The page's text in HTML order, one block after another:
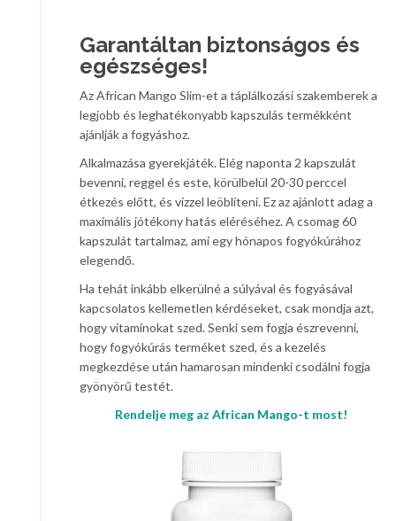
Garantáltan biztonságos és
egészséges!
Az African Mango Slim-et a táplálkozási szakemberek a
legjobb és leghatékonyabb kapszulás termékként
ajánlják a fogyáshoz.
Alkalmazása gyerekjáték. Elég naponta 2 kapszulát
bevenni, reggel és este, körülbelül 20-30 perccel
étkezés előtt, és vízzel leöblíteni. Ez az ajánlott adag a
maximális jótékony hatás eléréséhez. A csomag 60
kapszulát tartalmaz, ami egy hónapos fogyókúrához
elegendő.
Ha tehát inkább elkerülné a súlyával és fogyásával
kapcsolatos kellemetlen kérdéseket, csak mondja azt,
hogy vitaminokat szed. Senki sem fogja észrevenni,
hogy fogyókúrás terméket szed, és a kezelés
megkezdése után hamarosan mindenki csodálni fogja
gyönyörű testét.
Rendelje meg az African Mango-t most!